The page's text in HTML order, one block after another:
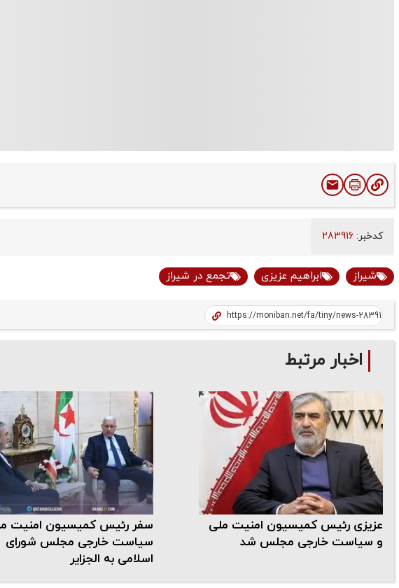
کدخبر:
شیراز ابراهیم عزیزی تجمع در شیراز
اخبار مرتبط
عزیزی رئیس کمیسیون امنیت ملی
و سیاست خارجی مجلس شد
سفر رئیس کمیسیون امنیت
سیاست خارجی مجلس شورای
اسلامی به الجزایر